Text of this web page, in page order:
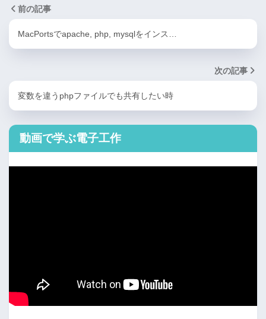
前の記事
MacPortsでapache, php, mysqlをインス…
次の記事
変数を違うphpファイルでも共有したい時
動画で学ぶ電子工作